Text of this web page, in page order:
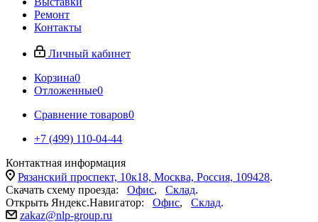
Ремонт
Контакты
Личный кабинет
Корзина0
Отложенные0
Сравнение товаров0
+7 (499) 110-04-44
Контактная информация
Рязанский проспект, 10к18, Москва, Россия, 109428.
Скачать схему проезда: Офис, Склад.
Открыть Яндекс.Навигатор: Офис, Склад.
zakaz@nlp-group.ru